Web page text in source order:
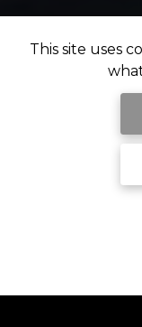
This site uses